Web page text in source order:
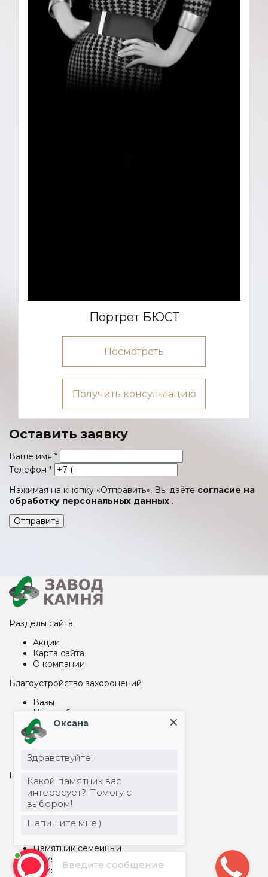
Портрет БЮСТ
Посмотреть
Получить консультацию
Оставить заявку
Ваше имя *
Телефон *
Нажимая на кнопку «Отправить», Вы даёте согласие на
обработку персональных данных .
Отправить
Разделы сайта
Акции
Карта сайта
О компании
Благоустройство захоронений
Вазы
Надгробные плиты на могилу
Столбы, шары
Цоколь на могилу
Столы и лавки из металла
Столы и лавки из гранита
Памятники и гравировка
Арки и капеллы
Бетонные памятники
Памятник прямоугольный
Памятник семейный
Памятник фигурный
Памятник Крест
Введите сообщение
Оксана
Здравствуйте!
Какой памятник вас
интересует? Помогу с
выбором!
Напишите мне!)